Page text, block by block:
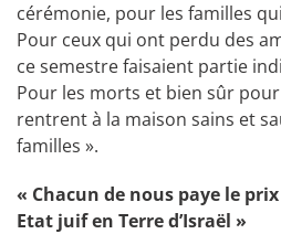
cérémonie, pour les familles
Pour ceux qui ont perdu des
ce semestre faisaient partie
Pour les morts et bien sûr pour
rentrent à la maison sains et
familles ».
« Chacun de nous paye le prix
Etat juif en Terre d’Israël »